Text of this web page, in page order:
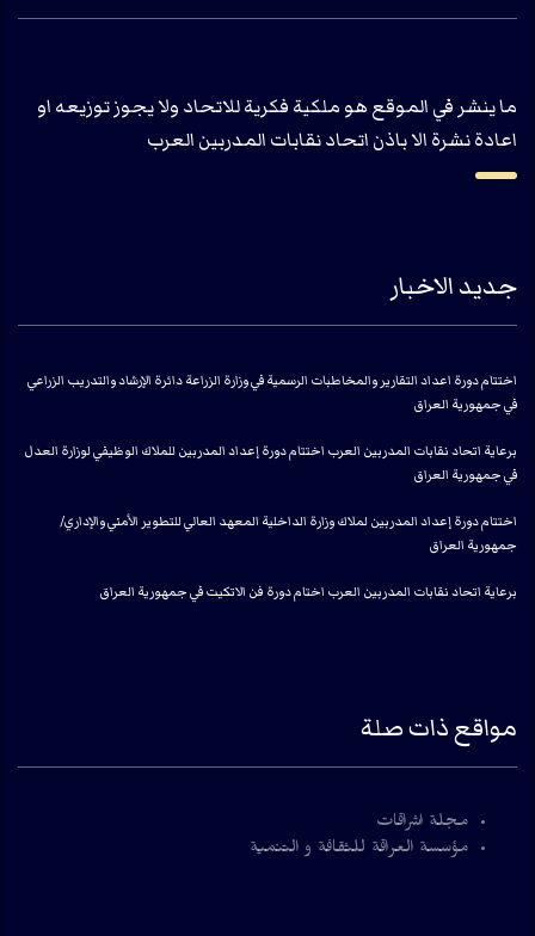
ما ينشر في الموقع هو ملكية فكرية للاتحاد ولا يجوز توزيعه او
اعادة نشرة الا باذن اتحاد نقابات المدربين العرب
جديد الاخبار
اختتام دورة اعداد التقارير والمخاطبات الرسمية في وزارة الزراعة دائرة الإرشاد والتدريب الزراعي
في جمهورية العراق
برعاية اتحاد نقابات المدربين العرب اختتام دورة إعداد المدربين للملاك الوظيفي لوزارة العدل
في جمهورية العراق
اختتام دورة إعداد المدربين لملاك وزارة الداخلية المعهد العالي للتطوير الأمني والإداري/
جمهورية العراق
برعاية اتحاد نقابات المدربين العرب اختام دورة فن الاتكيت في جمهورية العراق
مواقع ذات صلة
مجلة اشراقات
مؤسسة العراقة للثقافة و التنمية